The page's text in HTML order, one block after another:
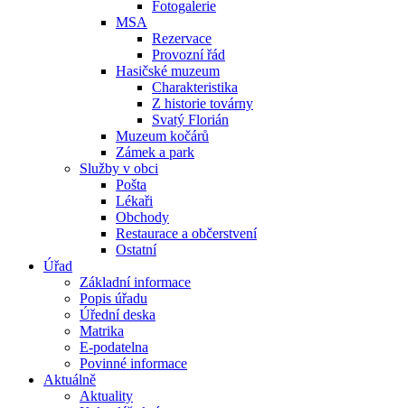
Fotogalerie
MSA
Rezervace
Provozní řád
Hasičské muzeum
Charakteristika
Z historie továrny
Svatý Florián
Muzeum kočárů
Zámek a park
Služby v obci
Pošta
Lékaři
Obchody
Restaurace a občerstvení
Ostatní
Úřad
Základní informace
Popis úřadu
Úřední deska
Matrika
E-podatelna
Povinné informace
Aktuálně
Aktuality